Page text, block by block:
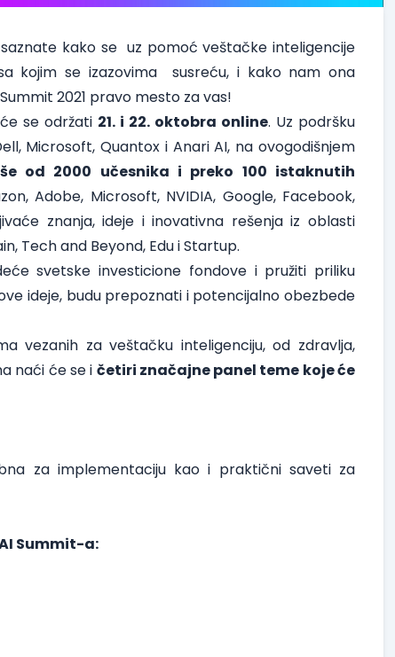
kako se uz pomoć veštačke inteligencije
kojim se izazovima susreću, i kako nam ona
2021 pravo mesto za vas!
se održati 21. i 22. oktobra online. Uz podršku
Microsoft, Quantox i Anari AI, na ovogodišnjem
od 2000 učesnika i preko 100 istaknutih
Adobe, Microsoft, NVIDIA, Google, Facebook,
znanja, ideje i inovativna rešenja iz oblasti
Tech and Beyond, Edu i Startup.
svetske investicione fondove i pružiti priliku
ideje, budu prepoznati i potencijalno obezbede
vezanih za veštačku inteligenciju, od zdravlja,
naći će se i četiri značajne panel teme koje će
za implementaciju kao i praktični saveti za
Summit-a: